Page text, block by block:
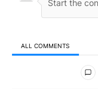
ALL COMMENTS
All Comments